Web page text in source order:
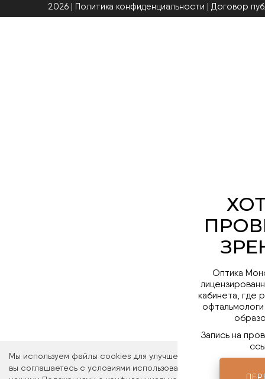
Мы используем файлы cookies для улучшения работы сайта.
вы соглашаетесь с условиями использования файлов cookies.
2026 | Политика конфиденциальности | Договор
Оптика
кабинета, где
Запись на